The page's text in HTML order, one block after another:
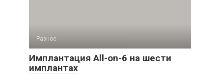
Разное
Имплантация All-on-6 на шести
имплантах